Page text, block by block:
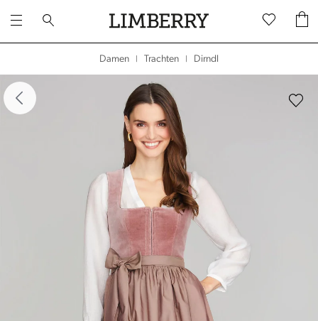
Damen Trachten Dirndl
überspringen